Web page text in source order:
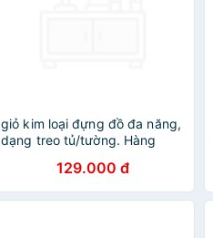
giỏ kim loại đựng đồ đa năng,
dạng treo tủ/tường. Hàng
129.000 đ